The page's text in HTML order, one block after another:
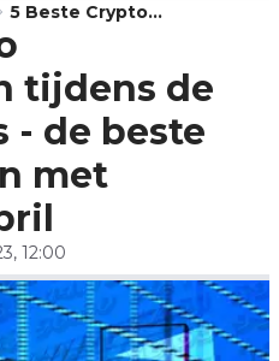
5 Beste Crypto
Investeringen Tijdens De
Bull Run Coins - De Beste
Cryptomunten Met
Potentie In April
tijdens de
- de beste
met
12:00